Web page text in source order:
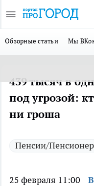
Обзорные статьи Мы
439 тысяч в
под угрозой:
ни гроша
Пенсии/
25 февраля 11:00